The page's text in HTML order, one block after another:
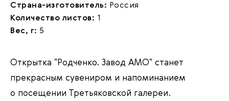
Страна-изготовитель: Россия
Количество листов: 1
Вес, г: 5
Открытка "Родченко. Завод АМО" станет
прекрасным сувениром и напоминанием
о посещении Третьяковской галереи.